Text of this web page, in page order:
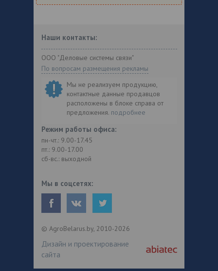
Наши контакты:
ООО "Деловые системы связи"
По вопросам размещения рекламы
Мы не реализуем продукцию,
контактные данные продавцов
расположены в блоке справа от
предложения. подробнее
Режим работы офиса:
пн-чт.: 9.00-17.45
пт.: 9.00-17.00
сб-вс.: выходной
Мы в соцсетях:
© AgroBelarus.by, 2010-2026
Дизайн и проектирование
сайта